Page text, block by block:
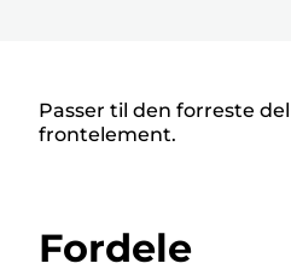
Passer til den forreste
frontelement.
Fordele